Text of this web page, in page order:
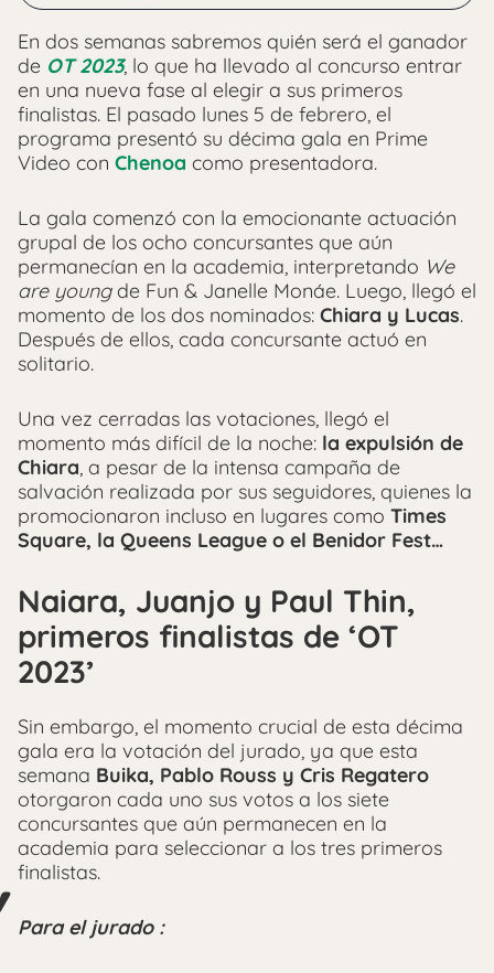
En dos semanas sabremos quién será el ganador
de OT 2023, lo que ha llevado al concurso entrar
en una nueva fase al elegir a sus primeros
finalistas. El pasado lunes 5 de febrero, el
programa presentó su décima gala en Prime
Video con Chenoa como presentadora.
La gala comenzó con la emocionante actuación
grupal de los ocho concursantes que aún
permanecían en la academia, interpretando We
are youngde Fun & Janelle Monáe. Luego, llegó el
momento de los dos nominados: Chiara y Lucas.
Después de ellos, cada concursante actuó en
solitario.
Una vez cerradas las votaciones, llegó el
momento más difícil de la noche: la expulsión de
Chiara, a pesar de la intensa campaña de
salvación realizada por sus seguidores, quienes la
promocionaron incluso en lugares como Times
Square, la Queens League o el Benidor Fest…
Naiara, Juanjo y Paul Thin,
primeros finalistas de ‘OT
2023’
Sin embargo, el momento crucial de esta décima
gala era la votación del jurado, ya que esta
semana Buika, Pablo Rouss y Cris Regatero
otorgaron cada uno sus votos a los siete
concursantes que aún permanecen en la
academia para seleccionar a los tres primeros
finalistas.
Para el jurado :